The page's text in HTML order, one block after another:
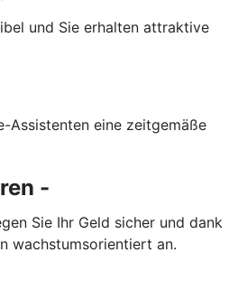
und Sie erhalten attraktive
Assistenten eine zeitgemäße
-
Sie Ihr Geld sicher und dank
wachstumsorientiert an.